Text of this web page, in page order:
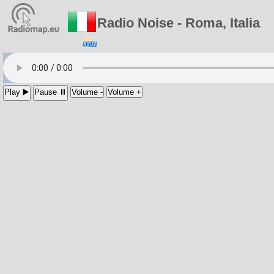
Radio Noise - Roma, Italia
Play ▶️ Pause ⏸ Volume - Volume +